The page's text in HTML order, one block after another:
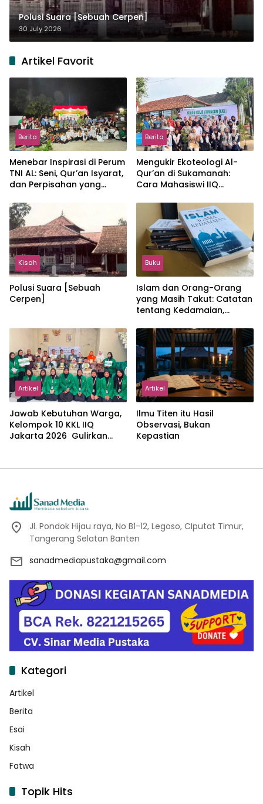
Polusi Suara [Sebuah Cerpen]
30 July 2026
Artikel Favorit
Berita
Menebar Inspirasi di Perum
TNI AL: Seni, Qur’an Isyarat,
dan Perpisahan yang
Berita
Mengukir Ekoteologi Al-
Qur’an di Sukamanah:
Cara Mahasiswi IIQ
Jonggol
Kisah
Polusi Suara [Sebuah
Cerpen]
Buku
Islam dan Orang-Orang
yang Masih Takut: Catatan
tentang Kedamaian,
dalam Pemikiran Masykuri
Abdillah
Artikel
Jawab Kebutuhan Warga,
Kelompok 10 KKL IIQ
Jakarta 2026 Gulirkan
Artikel
Ilmu Titen itu Hasil
Observasi, Bukan
Kepastian
Jl. Pondok Hijau raya, No B1-12, Legoso, CIputat Timur,
Tangerang Selatan Banten
sanadmediapustaka@gmail.com
Kategori
Artikel
Berita
Esai
Kisah
Fatwa
Topik Hits